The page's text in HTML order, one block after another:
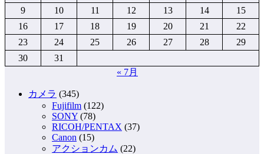
ジ
送
り
9
10 11 12 13 14
15
16
17 18 19 20 21
22
23
24 25 26 27 28
29
30
31
« 7月
カメラ (345)
Fujifilm (122)
SONY (78)
RICOH/PENTAX (37)
Canon (15)
アクションカム (22)